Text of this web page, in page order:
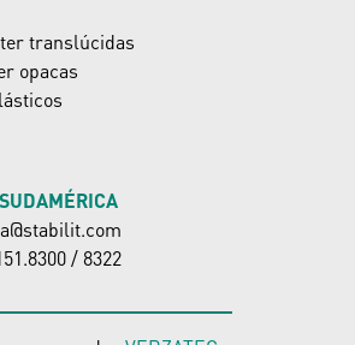
translúcidas
opacas
/ 8322